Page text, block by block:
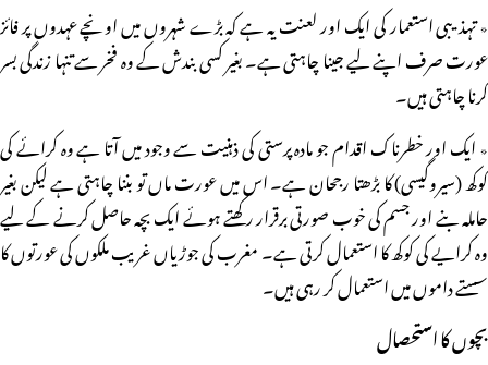
٭ تہذیبی استعمار کی ایک اور لعنت یہ ہے کہ بڑے شہروں میں اونچے عہدوں پر فائز
عورت صرف اپنے لیے جینا چاہتی ہے۔ بغیر کسی بندش کے وہ فخر سے تنہا زندگی بسر
کرنا چاہتی ہیں۔
٭ ایک اور خطرناک اقدام جو مادہ پرستی کی ذہنیت سے وجود میں آتا ہے وہ کرائے کی
کوکھ (سیروگیسی) کا بڑھتا رجحان ہے۔ اس میں عورت ماں تو بننا چاہتی ہے لیکن بغیر
حاملہ بنے اور جسم کی خوب صورتی برقرار رکھتے ہوئے ایک بچہ حاصل کرنے کے لیے
وہ کرایے کی کوکھ کا استعمال کرتی ہے۔ مغرب کی جوڑیاں غریب ملکوں کی عورتوں کا
سستے داموں میں استعمال کر رہی ہیں۔
بچوں کا استحصال